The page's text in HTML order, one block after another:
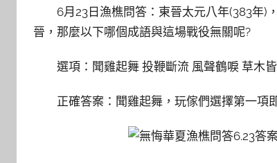
6月23日漁樵問答：東晉太元八年(383年)
晉，那麼以下哪個成語與這場戰役無關呢?
選項：聞雞起舞 投鞭斷流 風聲鶴唳 草木
正確答案：聞雞起舞，玩傢們選擇第一項